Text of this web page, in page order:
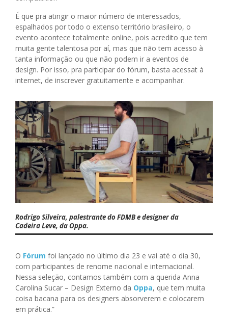
É que pra atingir o maior número de interessados,
espalhados por todo o extenso território brasileiro, o
evento acontece totalmente online, pois acredito que tem
muita gente talentosa por aí, mas que não tem acesso à
tanta informação ou que não podem ir a eventos de
design. Por isso, pra participar do fórum, basta acessat à
internet, de inscrever gratuitamente e acompanhar.
Rodrigo Silveira, palestrante do FDMB e designer da
Cadeira Leve, da Oppa.
O Fórum foi lançado no último dia 23 e vai até o dia 30,
com participantes de renome nacional e internacional.
Nessa seleção, contamos também com a querida Anna
Carolina Sucar – Design Externo da Oppa, que tem muita
coisa bacana para os designers absorverem e colocarem
em prática.”